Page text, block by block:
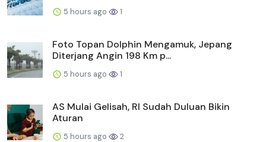
5 hours ago 1
Foto Topan Dolphin Mengamuk, Jepang
Diterjang Angin 198 Km p...
5 hours ago 1
AS Mulai Gelisah, RI Sudah Duluan Bikin
Aturan
5 hours ago 2